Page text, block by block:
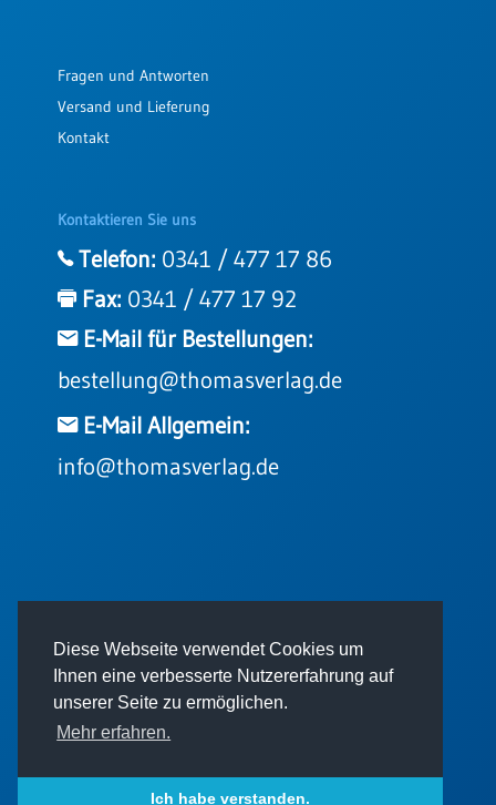
Diese Webseite verwendet Cookies um
Ihnen eine verbesserte Nutzererfahrung auf
unserer Seite zu ermöglichen.
Mehr erfahren.
Ich habe verstanden.
Fragen und Antworten
Versand und Lieferung
Kontakt
Kontaktieren Sie uns
Telefon: 0341 / 477 17 86
Fax: 0341 / 477 17 92
E-Mail für Bestellungen:
bestellung@thomasverlag.de
E-Mail Allgemein:
info@thomasverlag.de